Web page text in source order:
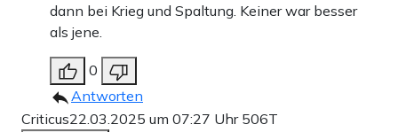
dann bei Krieg und Spaltung. Keiner war besser
als jene.
0
Antworten
Criticus22.03.2025 um 07:27 Uhr 506T